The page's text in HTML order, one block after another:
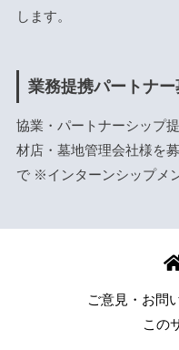
します。
業務提携パートナー
協業・パートナーシップ
材店・墓地管理会社様を
で ※インターンシップメ
ご意見・お問
この